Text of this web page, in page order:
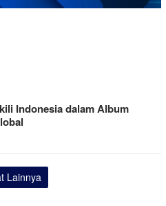
Indonesia dalam Album
Lainnya